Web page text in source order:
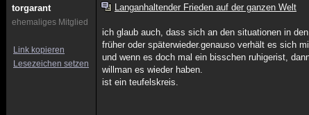
torgarant
ehemaliges Mitglied
Link kopieren
Lesezeichen setzen
Langanhaltender Frieden auf der ganzen Welt
ich glaub auch, dass sich an den situationen in
früher oder späterwieder.genauso verhält es sich
und wenn es doch mal ein bisschen ruhigerist,
willman es wieder haben.
ist ein teufelskreis.